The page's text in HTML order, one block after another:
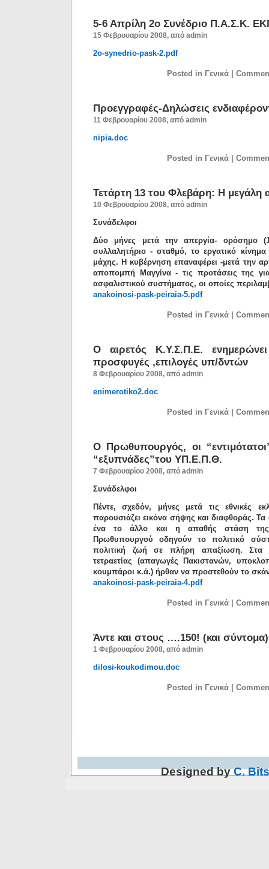
5-6 Απρίλη 2ο Συνέδριο Π.Α.Σ.Κ.
15 Φεβρουαρίου 2008, από admin
2o-synedrio-pask-2.pdf
Posted in Γενικά |
Προεγγραφές-Δηλώσεις
11 Φεβρουαρίου 2008, από admin
nipia.doc
Posted in Γενικά |
Τετάρτη 13 του Φλεβάρη: Η μεγάλη
10 Φεβρουαρίου 2008, από admin
Συνάδελφοι
Δύο μήνες μετά την απεργία- ορόσημο
συλλαλητήριο - σταθμό, το εργατικό
μάχης. Η κυβέρνηση επαναφέρει -μετά την
αποπομπή Μαγγίνα - τις προτάσεις της
ασφαλιστικού συστήματος, οι οποίες
anakoinosi-pask-peiraia-5.pdf
Posted in Γενικά |
Ο αιρετός Κ.Υ.Σ.Π.Ε. ενημερώνει
προσφυγές ,επιλογές υπ/δντών
8 Φεβρουαρίου 2008, από admin
enimerotiko2.doc
Posted in Γενικά |
Ο Πρωθυπουργός, οι
“εξυπνάδες”του ΥΠ.Ε.Π.Θ.
7 Φεβρουαρίου 2008, από admin
Συνάδελφοι
Πέντε, σχεδόν, μήνες μετά τις εθνικές
παρουσιάζει εικόνα σήψης και διαφθοράς. Τα
ένα το άλλο και η απαθής στάση της
Πρωθυπουργού οδηγούν το πολιτικό
πολιτική ζωή σε πλήρη απαξίωση. Στα
τετραετίας (απαγωγές Πακιστανών,
κουμπάροι κ.ά.) ήρθαν να προστεθούν το
anakoinosi-pask-peiraia-4.pdf
Posted in Γενικά |
Άντε και στους ….150! (και
1 Φεβρουαρίου 2008, από admin
dilosi-koukodimou.doc
Posted in Γενικά |
Designed byC.